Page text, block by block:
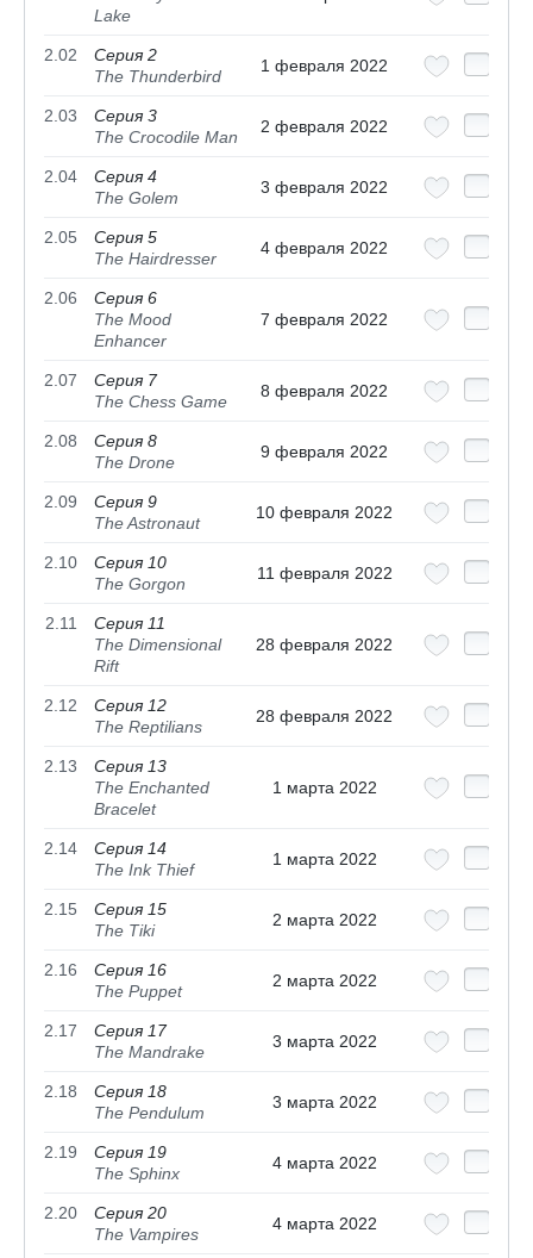
Lake
2.02
Серия 2
The Thunderbird
1 февраля 2022
2.03
Серия 3
The Crocodile Man
2 февраля 2022
2.04
Серия 4
The Golem
3 февраля 2022
2.05
Серия 5
The Hairdresser
4 февраля 2022
2.06
Серия 6
The Mood
Enhancer
7 февраля 2022
2.07
Серия 7
The Chess Game
8 февраля 2022
2.08
Серия 8
The Drone
9 февраля 2022
2.09
Серия 9
The Astronaut
10 февраля 2022
2.10
Серия 10
The Gorgon
11 февраля 2022
2.11
Серия 11
The Dimensional
Rift
28 февраля 2022
2.12
Серия 12
The Reptilians
28 февраля 2022
2.13
Серия 13
The Enchanted
Bracelet
1 марта 2022
2.14
Серия 14
The Ink Thief
1 марта 2022
2.15
Серия 15
The Tiki
2 марта 2022
2.16
Серия 16
The Puppet
2 марта 2022
2.17
Серия 17
The Mandrake
3 марта 2022
2.18
Серия 18
The Pendulum
3 марта 2022
2.19
Серия 19
The Sphinx
4 марта 2022
2.20
Серия 20
The Vampires
4 марта 2022